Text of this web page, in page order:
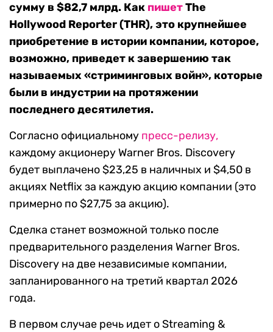
сумму в $82,7 млрд. Как пишетThe
Hollywood Reporter (THR), это крупнейшее
приобретение в истории компании, которое,
возможно, приведет к завершению так
называемых «стриминговых войн», которые
были в индустрии на протяжении
последнего десятилетия.
Согласно официальному пресс-релизу,
каждому акционеру Warner Bros. Discovery
будет выплачено $23,25 в наличных и $4,50 в
акциях Netflix за каждую акцию компании (это
примерно по $27,75 за акцию).
Сделка станет возможной только после
предварительного разделения Warner Bros.
Discovery на две независимые компании,
запланированного на третий квартал 2026
года.
В первом случае речь идет о Streaming &